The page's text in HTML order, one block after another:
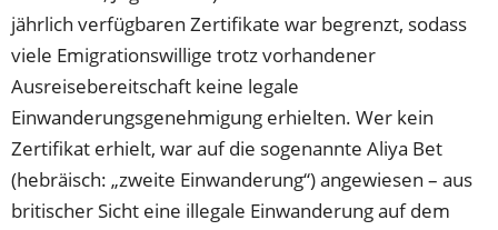
jährlich verfügbaren Zertifikate war begrenzt, sodass
viele Emigrationswillige trotz vorhandener
Ausreisebereitschaft keine legale
Einwanderungsgenehmigung erhielten. Wer kein
Zertifikat erhielt, war auf die sogenannte Aliya Bet
(hebräisch: „zweite Einwanderung“) angewiesen – aus
britischer Sicht eine illegale Einwanderung auf dem